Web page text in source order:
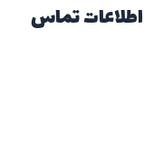
اطلاعات تماس